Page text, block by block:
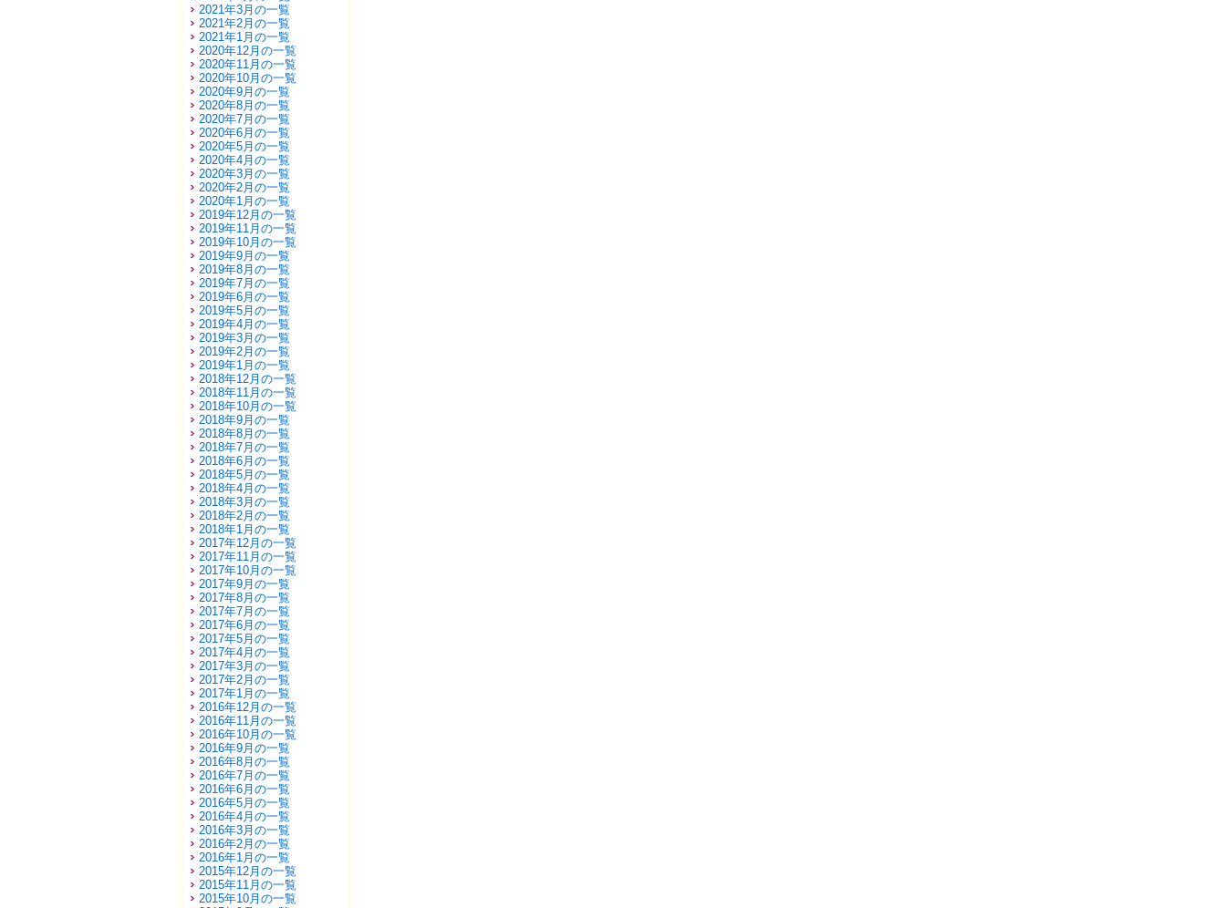
2021年3月の一覧
2021年2月の一覧
2021年1月の一覧
2020年12月の一覧
2020年11月の一覧
2020年10月の一覧
2020年9月の一覧
2020年8月の一覧
2020年7月の一覧
2020年6月の一覧
2020年5月の一覧
2020年4月の一覧
2020年3月の一覧
2020年2月の一覧
2020年1月の一覧
2019年12月の一覧
2019年11月の一覧
2019年10月の一覧
2019年9月の一覧
2019年8月の一覧
2019年7月の一覧
2019年6月の一覧
2019年5月の一覧
2019年4月の一覧
2019年3月の一覧
2019年2月の一覧
2019年1月の一覧
2018年12月の一覧
2018年11月の一覧
2018年10月の一覧
2018年9月の一覧
2018年8月の一覧
2018年7月の一覧
2018年6月の一覧
2018年5月の一覧
2018年4月の一覧
2018年3月の一覧
2018年2月の一覧
2018年1月の一覧
2017年12月の一覧
2017年11月の一覧
2017年10月の一覧
2017年9月の一覧
2017年8月の一覧
2017年7月の一覧
2017年6月の一覧
2017年5月の一覧
2017年4月の一覧
2017年3月の一覧
2017年2月の一覧
2017年1月の一覧
2016年12月の一覧
2016年11月の一覧
2016年10月の一覧
2016年9月の一覧
2016年8月の一覧
2016年7月の一覧
2016年6月の一覧
2016年5月の一覧
2016年4月の一覧
2016年3月の一覧
2016年2月の一覧
2016年1月の一覧
2015年12月の一覧
2015年11月の一覧
2015年10月の一覧